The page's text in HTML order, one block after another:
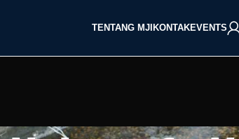
TENTANG MJI KONTAKEVENTS